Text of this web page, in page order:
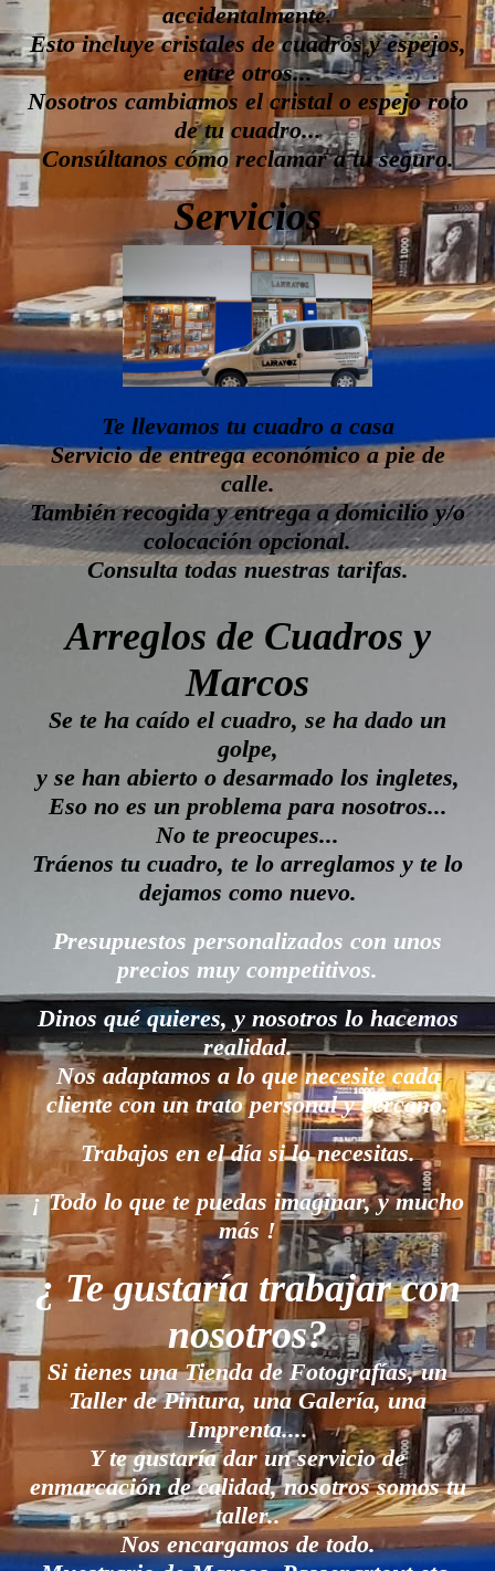
accidentalmente.
Esto incluye cristales de cuadros y espejos,
entre otros...
Nosotros cambiamos el cristal o espejo roto
de tu cuadro...
Consúltanos cómo reclamar a tu seguro.
Servicios
Te llevamos tu cuadro a casa
Servicio de entrega económico a pie de
calle.
También recogida y entrega a domicilio y/o
colocación opcional.
Consulta todas nuestras tarifas.
Arreglos de Cuadros y
Marcos
Se te ha caído el cuadro, se ha dado un
golpe,
y se han abierto o desarmado los ingletes,
Eso no es un problema para nosotros...
No te preocupes...
Tráenos tu cuadro, te lo arreglamos y te lo
dejamos como nuevo.
Presupuestos personalizados con unos
precios muy competitivos.
Dinos qué quieres, y nosotros lo hacemos
realidad.
Nos adaptamos a lo que necesite cada
cliente con un trato personal y cercano.
Trabajos en el día si lo necesitas.
¡ Todo lo que te puedas imaginar, y mucho
más !
¿ Te gustaría trabajar con
nosotros?
Si tienes una Tienda de Fotografías, un
Taller de Pintura, una Galería, una
Imprenta....
Y te gustaría dar un servicio de
enmarcación de calidad, nosotros somos tu
taller..
Nos encargamos de todo.